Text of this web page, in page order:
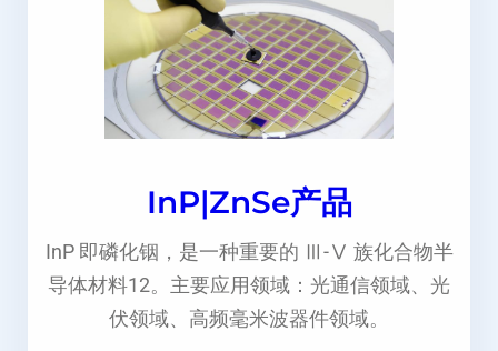
InP|ZnSe产品
InP 即磷化铟，是一种重要的 Ⅲ-Ⅴ 族化合物半
导体材料12。主要应用领域：光通信领域、光
伏领域、高频毫米波器件领域。